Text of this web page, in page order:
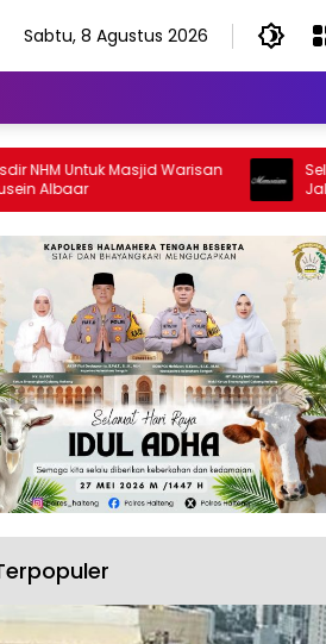
Sabtu, 8 Agustus 2026
Untuk Masjid Warisan
Jalan